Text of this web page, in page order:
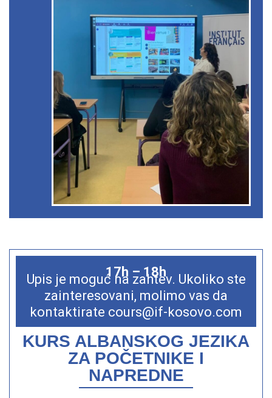
17h – 18h
Upis je moguć na zahtev. Ukoliko ste
zainteresovani, molimo vas da
kontaktirate cours@if-kosovo.com
KURS ALBANSKOG JEZIKA
ZA POČETNIKE I
NAPREDNE